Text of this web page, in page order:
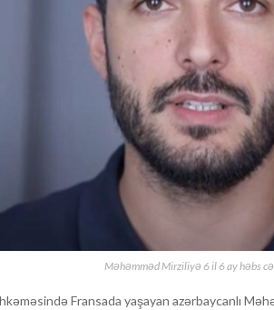
Məhəmməd Mirziliyə 6 il 6 ay həbs
Fransada yaşayan azərbaycanlı